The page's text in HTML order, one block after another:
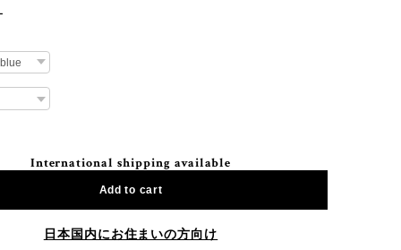
International shipping available
Add to cart
日本国内にお住まいの方向け